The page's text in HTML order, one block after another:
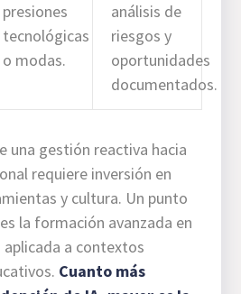
presiones
tecnológicas
o modas.
análisis de
riesgos y
oportunidades
documentados.
una gestión reactiva hacia
requiere inversión en
y cultura. Un punto
la formación avanzada en
a contextos
Cuanto más